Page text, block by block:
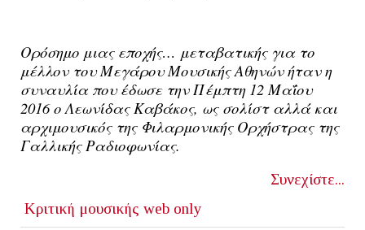
Ορόσημο μιας εποχής… μεταβατικής για το
μέλλον του Μεγάρου Μουσικής Αθηνών ήταν η
συναυλία που έδωσε την Πέμπτη 12 Μαΐου
2016 ο Λεωνίδας Καβάκος, ως σολίστ αλλά και
αρχιμουσικός της Φιλαρμονικής Ορχήστρας της
Γαλλικής Ραδιοφωνίας.
Συνεχίστε...
Κριτική μουσικής web only